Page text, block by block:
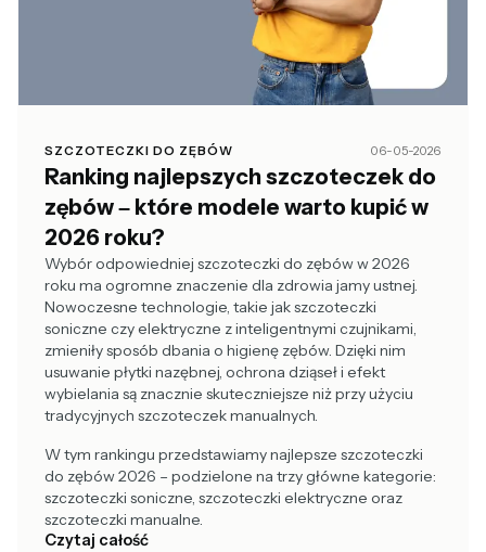
SZCZOTECZKI DO ZĘBÓW 06-05-2026
Ranking najlepszych szczoteczek do
zębów – które modele warto kupić w
2026 roku?
Wybór odpowiedniej szczoteczki do zębów w 2026
roku ma ogromne znaczenie dla zdrowia jamy ustnej.
Nowoczesne technologie, takie jak szczoteczki
soniczne czy elektryczne z inteligentnymi czujnikami,
zmieniły sposób dbania o higienę zębów. Dzięki nim
usuwanie płytki nazębnej, ochrona dziąseł i efekt
wybielania są znacznie skuteczniejsze niż przy użyciu
tradycyjnych szczoteczek manualnych.
W tym rankingu przedstawiamy najlepsze szczoteczki
do zębów 2026 – podzielone na trzy główne kategorie:
szczoteczki soniczne, szczoteczki elektryczne oraz
szczoteczki manualne.
Czytaj całość